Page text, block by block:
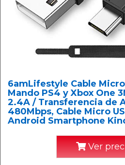
6amLifestyle Cable Micro
Mando PS4 y Xbox One
2.4A / Transferencia de
480Mbps, Cable Micro
Android Smartphone
Ver